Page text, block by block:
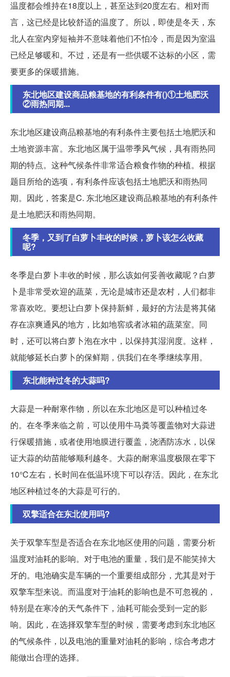
温度都会维持在18度以上，甚至达到20度左右。相对而
言，这已经是比较舒适的温度了。所以，即使是冬天，东
北人在室内穿短袖并不意味着他们不怕冷，而是因为室温
已经足够暖和。不过，还是有一些供暖不达标的小区，需
要更多的保暖措施。
东北地区建设商品粮基地的有利条件有()①土地肥沃
②雨热同期...
东北地区建设商品粮基地的有利条件主要包括土地肥沃和
土地资源丰富。东北地区属于温带季风气候，具有雨热同
期的特点。这种气候条件非常适合粮食作物的种植。根据
题目所给的选项，有利条件应该包括土地肥沃和雨热同
期。因此，答案是C. 东北地区建设商品粮基地的有利条件
是土地肥沃和雨热同期。
冬季，又到了白萝卜丰收的时候，萝卜该怎么收藏
呢?
冬季是白萝卜丰收的时候，那么该如何妥善收藏呢？白萝
卜是非常受欢迎的蔬菜，无论是城市还是农村，人们都非
常喜欢吃。要想让白萝卜保持新鲜，最好的方法是将其储
存在凉爽通风的地方，比如地窖或者冰箱的蔬菜室。同
时，还可以将白萝卜泡在水中，以保持其湿润度。这样，
就能够延长白萝卜的保鲜期，供我们在冬季继续享用。
东北能种过冬的大蒜吗?
大蒜是一种耐寒作物，所以在东北地区是可以种植过冬
的。在冬季来临之前，可以使用牛马粪等覆盖物对大蒜进
行保暖措施，或者使用地膜进行覆盖，浇洒防冻水，以保
证大蒜的幼苗能够顺利越冬。大蒜的耐寒温度极限在零下
10℃左右，长时间在低温环境下可以存活。因此，在东北
地区种植过冬的大蒜是可行的。
双擎适合在东北使用吗?
关于双擎车型是否适合在东北地区使用的问题，需要分析
温度对油耗的影响。对于电池的重量，我们是不能笑掉大
牙的。电池确实是车辆的一个重要组成部分，尤其是对于
双擎车型来说。而温度对于油耗的影响也是不可忽视的，
特别是在寒冷的天气条件下，油耗可能会受到一定的影
响。因此，在选择双擎车型的时候，需要考虑到东北地区
的气候条件，以及电池的重量对油耗的影响，综合考虑才
能做出合理的选择。